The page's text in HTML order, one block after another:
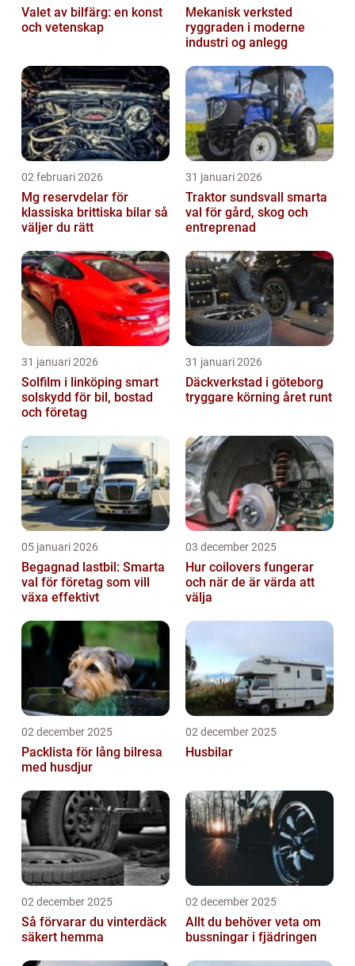
Valet av bilfärg: en konst
och vetenskap
Mekanisk verksted
ryggraden i moderne
industri og anlegg
02 februari 2026
Mg reservdelar för
klassiska brittiska bilar så
väljer du rätt
31 januari 2026
Traktor sundsvall smarta
val för gård, skog och
entreprenad
31 januari 2026
Solfilm i linköping smart
solskydd för bil, bostad
och företag
31 januari 2026
Däckverkstad i göteborg
tryggare körning året runt
05 januari 2026
Begagnad lastbil: Smarta
val för företag som vill
växa effektivt
03 december 2025
Hur coilovers fungerar
och när de är värda att
välja
02 december 2025
Packlista för lång bilresa
med husdjur
02 december 2025
Husbilar
02 december 2025
Så förvarar du vinterdäck
säkert hemma
02 december 2025
Allt du behöver veta om
bussningar i fjädringen